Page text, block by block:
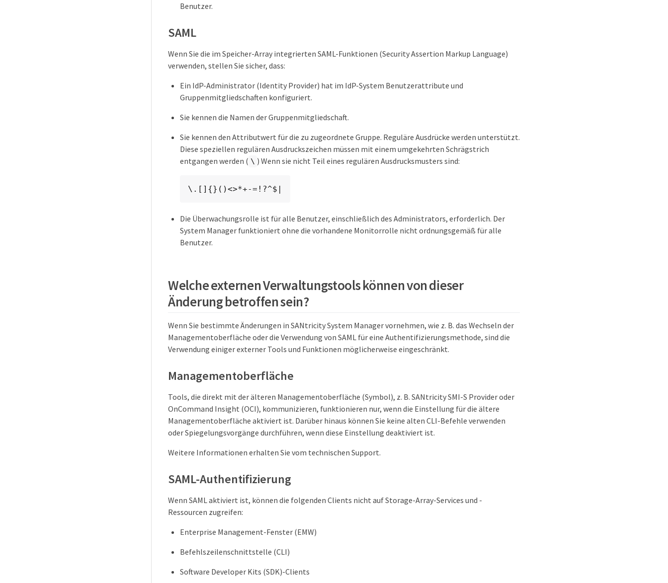
Benutzer.
SAML
Wenn Sie die im Speicher-Array integrierten SAML-Funktionen (Security Assertion Markup Language)
verwenden, stellen Sie sicher, dass:
Ein IdP-Administrator (Identity Provider) hat im IdP-System Benutzerattribute und
Gruppenmitgliedschaften konfiguriert.
Sie kennen die Namen der Gruppenmitgliedschaft.
Sie kennen den Attributwert für die zu zugeordnete Gruppe. Reguläre Ausdrücke werden unterstützt.
Diese speziellen regulären Ausdruckszeichen müssen mit einem umgekehrten Schrägstrich
entgangen werden ( \ ) Wenn sie nicht Teil eines regulären Ausdrucksmusters sind:
\.[]{}()<>*+-=!?^$|
Die Überwachungsrolle ist für alle Benutzer, einschließlich des Administrators, erforderlich. Der
System Manager funktioniert ohne die vorhandene Monitorrolle nicht ordnungsgemäß für alle
Benutzer.
Welche externen Verwaltungstools können von dieser
Änderung betroffen sein?
Wenn Sie bestimmte Änderungen in SANtricity System Manager vornehmen, wie z. B. das Wechseln der
Managementoberfläche oder die Verwendung von SAML für eine Authentifizierungsmethode, sind die
Verwendung einiger externer Tools und Funktionen möglicherweise eingeschränkt.
Managementoberfläche
Tools, die direkt mit der älteren Managementoberfläche (Symbol), z. B. SANtricity SMI-S Provider oder
OnCommand Insight (OCI), kommunizieren, funktionieren nur, wenn die Einstellung für die ältere
Managementoberfläche aktiviert ist. Darüber hinaus können Sie keine alten CLI-Befehle verwenden
oder Spiegelungsvorgänge durchführen, wenn diese Einstellung deaktiviert ist.
Weitere Informationen erhalten Sie vom technischen Support.
SAML-Authentifizierung
Wenn SAML aktiviert ist, können die folgenden Clients nicht auf Storage-Array-Services und -
Ressourcen zugreifen:
Enterprise Management-Fenster (EMW)
Befehlszeilenschnittstelle (CLI)
Software Developer Kits (SDK)-Clients